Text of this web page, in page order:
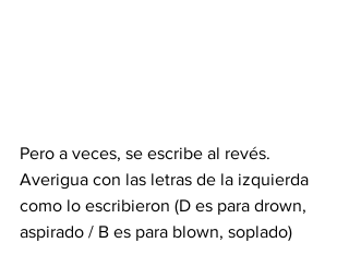
Pero a veces, se escribe al revés.
Averigua con las letras de la izquierda
como lo escribieron (D es para drown,
aspirado / B es para blown, soplado)